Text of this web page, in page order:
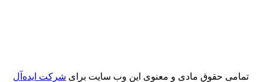
تمامی حقوق مادی و معنوی این وب سایت برای شرکت ایده‌آل